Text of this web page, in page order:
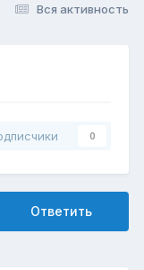
Вся активность
0
Ответить